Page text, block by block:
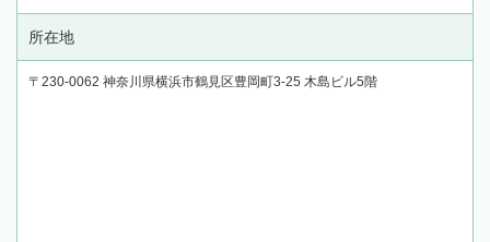
所在地
〒230-0062 神奈川県横浜市鶴見区豊岡町3-25 木島ビル5階